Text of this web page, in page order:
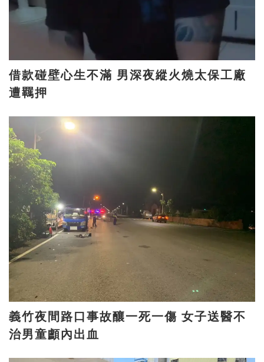
借款碰壁心生不滿 男深夜縱火燒太保工廠
遭羈押
義竹夜間路口事故釀一死一傷 女子送醫不
治男童顱內出血